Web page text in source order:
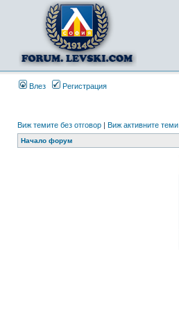
Влез Регистрация
Виж темите без отговор | Виж активните теми
Начало форум